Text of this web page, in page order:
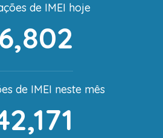
de IMEI hoje
de IMEI neste mês